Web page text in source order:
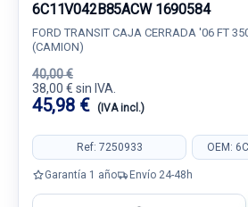
6C11V042B85ACW 1690584
FORD TRANSIT CAJA CERRADA '06 FT
(CAMION)
40,00 €
38,00 € sin IVA.
45,98 € (IVA incl.)
Ref: 7250933 OEM:
Garantía 1 año Envío 24-48h